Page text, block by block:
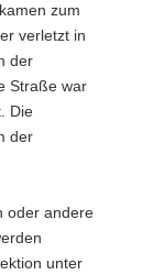
zum
verletzt in
der
Straße war
Die
der
oder andere
unter